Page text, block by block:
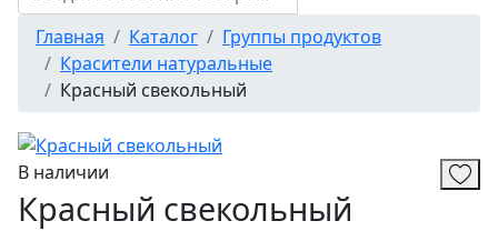
Главная Каталог
Группы продуктов
Красители натуральные
Красный свекольный
В наличии
Красный свекольный